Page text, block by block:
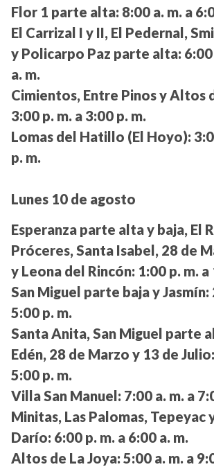
Flor 1 parte alta: 8:00 a. m. a
El Carrizal I y II, El Pedernal,
y Policarpo Paz parte alta:
a. m.
Cimientos, Entre Pinos y Altos
3:00 p. m. a 3:00 p. m.
Lomas del Hatillo (El Hoyo):
p. m.
Lunes 10 de agosto
Esperanza parte alta y baja, El
Próceres, Santa Isabel, 28 de
y Leona del Rincón: 1:00 p. m. a
San Miguel parte baja y Jasmín:
5:00 p. m.
Santa Anita, San Miguel parte
Edén, 28 de Marzo y 13 de Julio:
5:00 p. m.
Villa San Manuel: 7:00 a. m. a
Minitas, Las Palomas, Tepeyac
Darío: 6:00 p. m. a 6:00 a. m.
Altos de La Joya: 5:00 a. m. a